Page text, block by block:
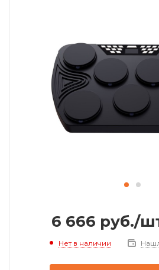
6 666 руб./
Нет в наличии